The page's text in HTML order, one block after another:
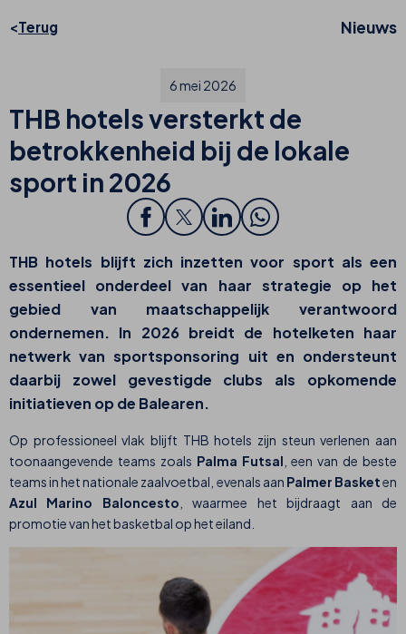
Terug Nieuws
6 mei 2026
THB hotels versterkt de
betrokkenheid bij de lokale
sport in 2026
THB hotels blijft zich inzetten voor sport als een
essentieel onderdeel van haar strategie op het
gebied van maatschappelijk verantwoord
ondernemen. In 2026 breidt de hotelketen haar
netwerk van sportsponsoring uit en ondersteunt
daarbij zowel gevestigde clubs als opkomende
initiatieven op de Balearen.
Op professioneel vlak blijft THB hotels zijn steun verlenen aan
toonaangevende teams zoals Palma Futsal , een van de beste
teams in het nationale zaalvoetbal, evenals aan Palmer Basketen
Azul Marino Baloncesto , waarmee het bijdraagt aan de
promotie van het basketbal op het eiland.